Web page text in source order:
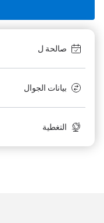
صالحة ل
بيانات الجوال
التغطية